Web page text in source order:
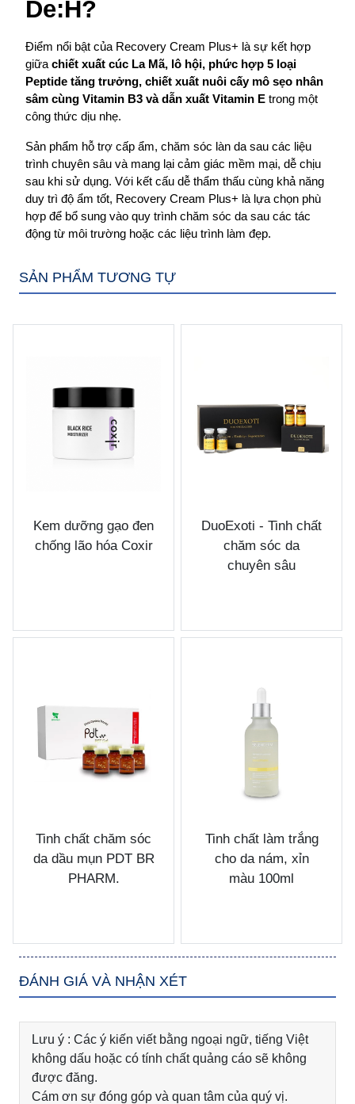
De:H?
Điểm nổi bật của Recovery Cream Plus+ là sự kết hợp
giữa chiết xuất cúc La Mã, lô hội, phức hợp 5 loại
Peptide tăng trưởng, chiết xuất nuôi cấy mô sẹo nhân
sâm cùng Vitamin B3 và dẫn xuất Vitamin E trong một
công thức dịu nhẹ.
Sản phẩm hỗ trợ cấp ẩm, chăm sóc làn da sau các liệu
trình chuyên sâu và mang lại cảm giác mềm mại, dễ chịu
sau khi sử dụng. Với kết cấu dễ thẩm thấu cùng khả năng
duy trì độ ẩm tốt, Recovery Cream Plus+ là lựa chọn phù
hợp để bổ sung vào quy trình chăm sóc da sau các tác
động từ môi trường hoặc các liệu trình làm đẹp.
SẢN PHẨM TƯƠNG TỰ
Kem dưỡng gạo đen
chống lão hóa Coxir
DuoExoti - Tinh chất
chăm sóc da
chuyên sâu
Tinh chất chăm sóc
da dầu mụn PDT BR
PHARM.
Tinh chất làm trắng
cho da nám, xỉn
màu 100ml
ĐÁNH GIÁ VÀ NHẬN XÉT
Lưu ý : Các ý kiến viết bằng ngoại ngữ, tiếng Việt
không dấu hoặc có tính chất quảng cáo sẽ không
được đăng.
Cám ơn sự đóng góp và quan tâm của quý vị.